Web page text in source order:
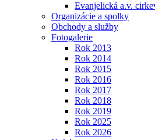
Evanjelická a.v.
Organizácie a spolky
Obchody a služby
Fotogalerie
Rok 2013
Rok 2014
Rok 2015
Rok 2016
Rok 2017
Rok 2018
Rok 2019
Rok 2025
Rok 2026